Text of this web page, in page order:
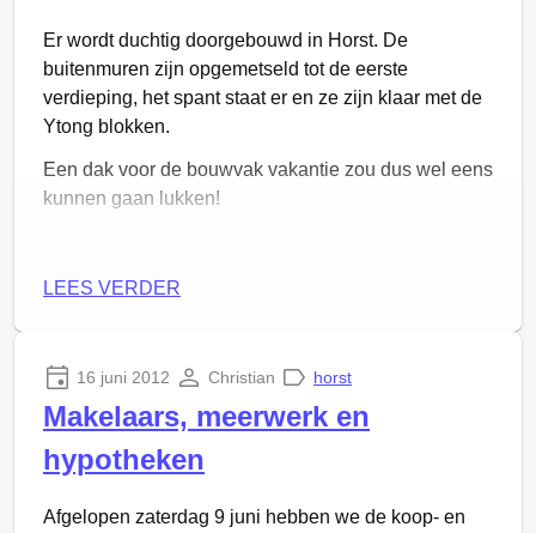
klein ommetje door de nieuwe Grad Roosenstraat en
Van den Bekeromstraat.
duidelijk hun tol geeist, want daar is niets meer van
te zien.
Er wordt duchtig doorgebouwd in Horst. De
buitenmuren zijn opgemetseld tot de eerste
verdieping, het spant staat er en ze zijn klaar met de
Ytong blokken.
Een dak voor de bouwvak vakantie zou dus wel eens
kunnen gaan lukken!
LEES VERDER
16 juni 2012 Christian horst
Makelaars, meerwerk en
hypotheken
Afgelopen zaterdag 9 juni hebben we de koop- en